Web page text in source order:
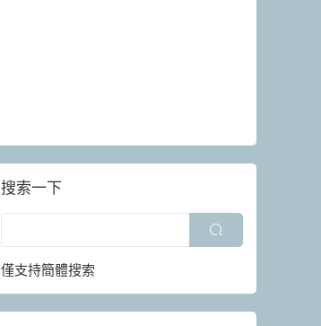
搜索一下
僅支持簡體搜索